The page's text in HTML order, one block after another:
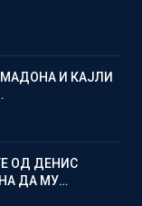
И КАЈЛИ
ОД ДЕНИС
ДА МУ…